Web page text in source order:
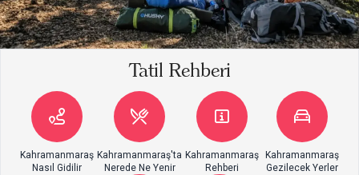
Tatil Rehberi
Kahramanmaraş
Nasıl Gidilir
Kahramanmaraş'ta
Nerede Ne Yenir
Kahramanmaraş
Rehberi
Kahramanmaraş
Gezilecek Yerler